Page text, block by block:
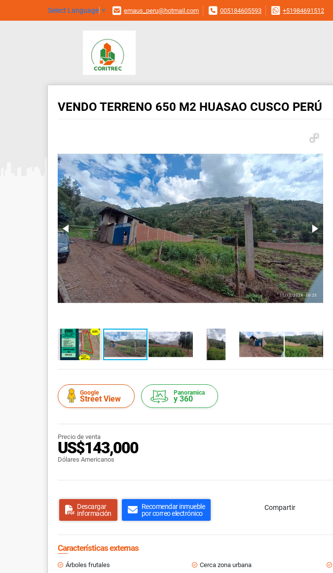
Select Language ▼ emaus_peru@hotmail.com 005184605593 +51984691512
VENDO TERRENO 650 M2 HUASAO CUSCO PERÚ
Google
Street View
Panoramica
y 360
Precio de venta
US$143,000
Dólares Americanos
Descargar
información
Recomendar inmueble
por correo electrónico
Compartir
Características externas
Árboles frutales Cerca zona urbana